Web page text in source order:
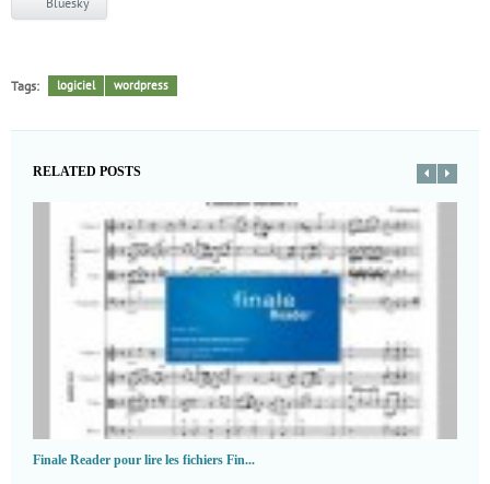
Tags: logiciel wordpress
RELATED POSTS
Finale Reader pour lire les fichiers Fin...